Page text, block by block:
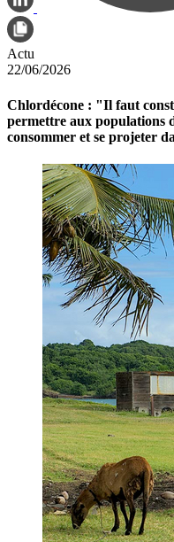
Actu
22/06/2026
Chlordécone : "Il faut
permettre aux populations
consommer et se projeter